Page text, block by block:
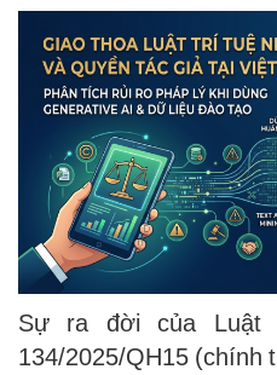
Sự ra đời của Luật
134/2025/QH15 (chính